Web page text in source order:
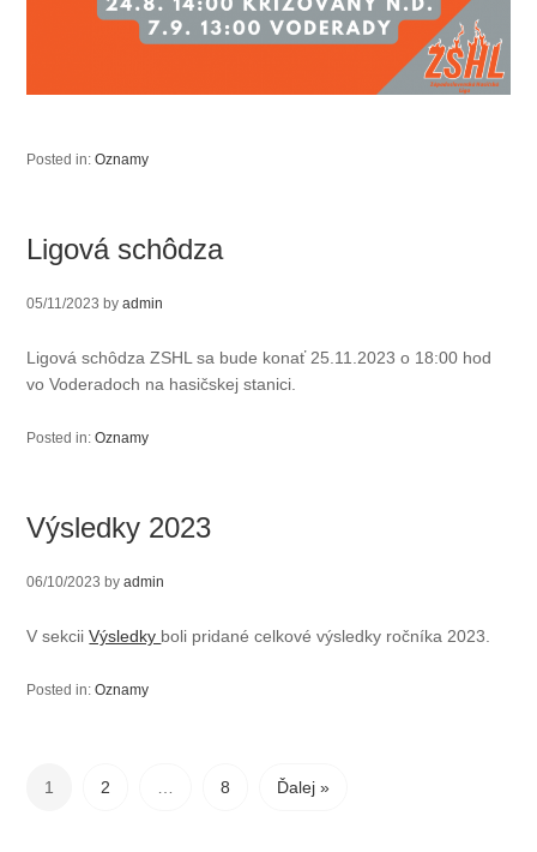
Posted in:Oznamy
Ligová schôdza
05/11/2023 byadmin
Ligová schôdza ZSHL sa bude konať 25.11.2023 o 18:00 hod
vo Voderadoch na hasičskej stanici.
Posted in:Oznamy
Výsledky 2023
06/10/2023 byadmin
V sekciiVýsledky boli pridané celkové výsledky ročníka 2023.
Posted in:Oznamy
1 2 8 Ďalej »